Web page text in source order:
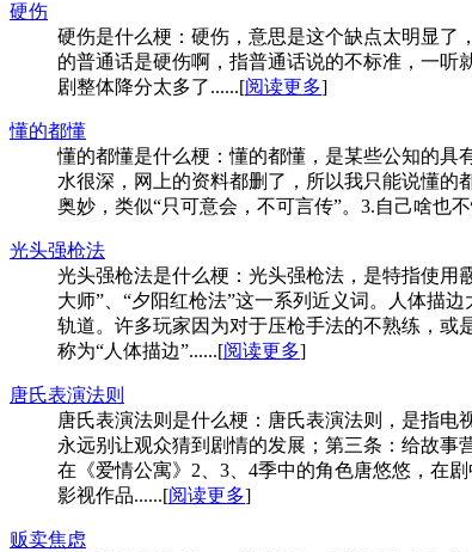
硬伤
硬伤是什么梗：硬伤，意思是这个缺点太明显了
的普通话是硬伤啊，指普通话说的不标准，一
剧整体降分太多了......[阅读更多]
懂的都懂
懂的都懂是什么梗：懂的都懂，是某些公知的具
水很深，网上的资料都删了，所以我只能说懂的
奥妙，类似“只可意会，不可言传”。3.自己啥也
光头强枪法
光头强枪法是什么梗：光头强枪法，是特指使
大师”、“夕阳红枪法”这一系列近义词。人体描
轨道。许多玩家因为对于压枪手法的不熟练，或
称为“人体描边”......[阅读更多]
唐氏表演法则
唐氏表演法则是什么梗：唐氏表演法则，是指电
永远别让观众猜到剧情的发展；第三条：给故事
在《爱情公寓》2、3、4季中的角色唐悠悠，在
影视作品......[阅读更多]
贩卖焦虑